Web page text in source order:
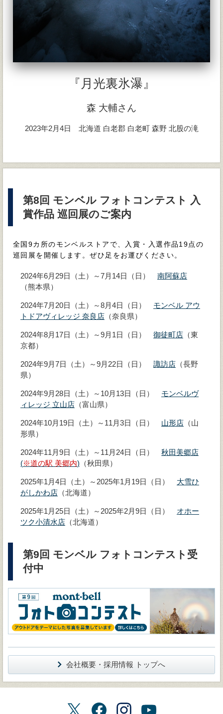
『月光裏氷瀑』
森 大輔さん
2023年2月4日 北海道 白老郡 白老町 森野 北股の滝
第8回 モンベル フォトコンテスト 入
賞作品 巡回展のご案内
全国9カ所のモンベルストアで、入賞・入選作品19点の
巡回展を開催します。ぜひ足をお運びください。
2024年6月29日（土）～7月14日（日） 南阿蘇店
（熊本県）
2024年7月20日（土）～8月4日（日） モンベル アウ
トドアヴィレッジ 奈良店 （奈良県）
2024年8月17日（土）～9月1日（日） 御徒町店 （東
京都）
2024年9月7日（土）～9月22日（日） 諏訪店 （長野
県）
2024年9月28日（土）～10月13日（日） モンベルヴ
ィレッジ 立山店 （富山県）
2024年10月19日（土）～11月3日（日） 山形店 （山
形県）
2024年11月9日（土）～11月24日（日） 秋田美郷店
(※道の駅 美郷内) （秋田県）
2025年1月4日（土）～2025年1月19日（日） 大雪ひ
がしかわ店 （北海道）
2025年1月25日（土）～2025年2月9日（日） オホー
ツク小清水店 （北海道）
第9回 モンベル フォトコンテスト受
付中
会社概要・採用情報 トップへ